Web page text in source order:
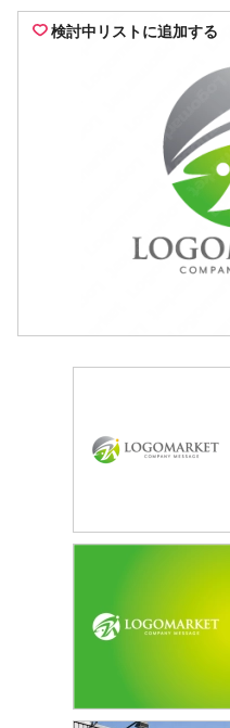
検討中リストに追加する